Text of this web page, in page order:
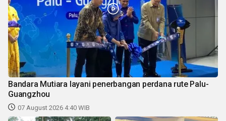
Bandara Mutiara layani penerbangan perdana rute Palu-
Guangzhou
07 August 2026 4:40 WIB